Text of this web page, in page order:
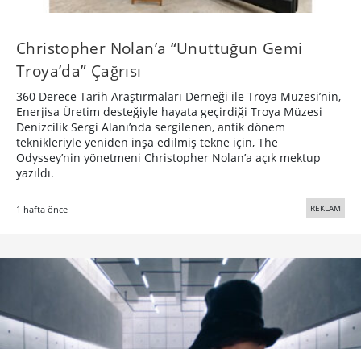
Christopher Nolan’a “Unuttuğun Gemi
Troya’da” Çağrısı
360 Derece Tarih Araştırmaları Derneği ile Troya Müzesi’nin,
Enerjisa Üretim desteğiyle hayata geçirdiği Troya Müzesi
Denizcilik Sergi Alanı’nda sergilenen, antik dönem
teknikleriyle yeniden inşa edilmiş tekne için, The
Odyssey’nin yönetmeni Christopher Nolan’a açık mektup
yazıldı.
1 hafta önce REKLAM